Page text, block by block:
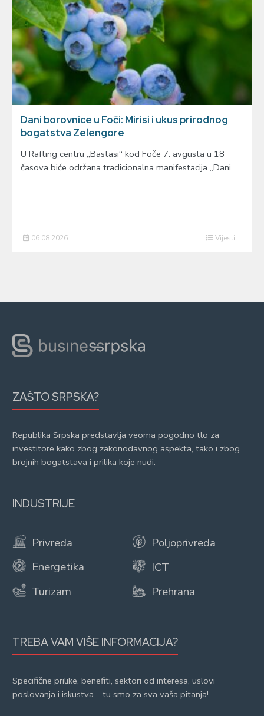
Dani borovnice u Foči: Mirisi i ukus prirodnog
bogatstva Zelengore
U Rafting centru „Bastasi“ kod Foče 7. avgusta u 18
časova biće održana tradicionalna manifestacija „Dani…
06.08.2026 Vijesti
ZAŠTO SRPSKA?
Republika Srpska predstavlja veoma pogodno tlo za
investitore kako zbog zakonodavnog aspekta, tako i zbog
brojnih bogatstava i prilika koje nudi.
INDUSTRIJE
Privreda
Energetika
Turizam
Poljoprivreda
ICT
Prehrana
TREBA VAM VIŠE INFORMACIJA?
Specifične prilike, benefiti, sektori od interesa, uslovi
poslovanja i iskustva – tu smo za sva vaša pitanja!